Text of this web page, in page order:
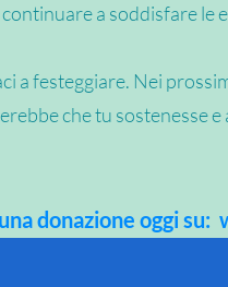
a soddisfare le
a festeggiare. Nei
che tu sostenesse
donazione oggi su: